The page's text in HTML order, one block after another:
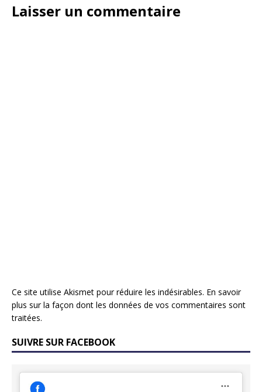
Laisser un commentaire
Ce site utilise Akismet pour réduire les indésirables. En savoir
plus sur la façon dont les données de vos commentaires sont
traitées.
SUIVRE SUR FACEBOOK